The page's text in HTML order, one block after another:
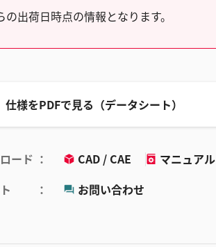
出荷日時点の情報となります。
仕様をPDFで見る（データシート）
ード CAD / CAE マニュアル
お問い合わせ